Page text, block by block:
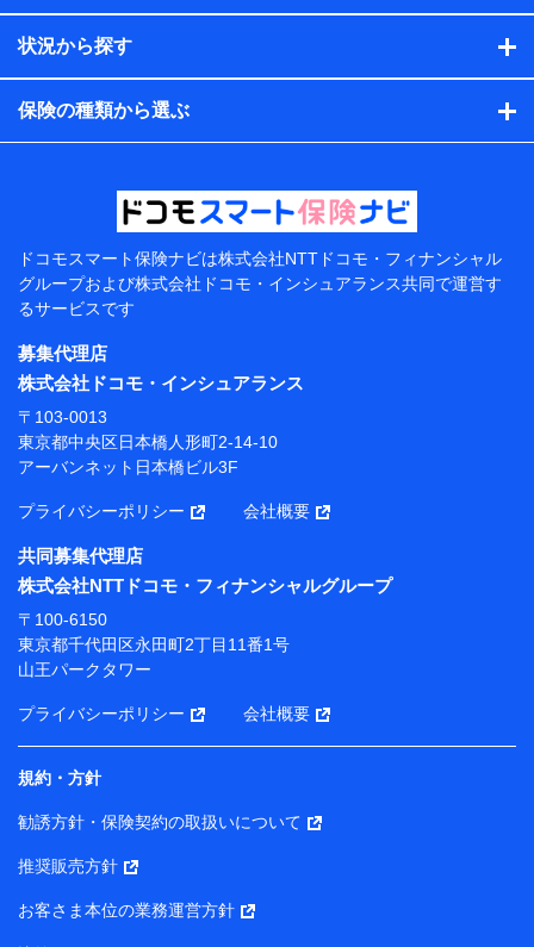
当社または株式会社NTTドコモ・フィナンシャルグルー
プが取得し、又は保有する保険契約に関する情報。例と
して、保険契約者及び被保険者の氏名、住所、生年月
日、性別、保険契約者と被保険者の関係、保険加入の目
的、保険商品の内容、保険料、保険料のお支払方法、車
のメーカーや走行距離などの情報、建物の構造や築年数
などの情報、ペットの種類や年齢などの情報などが含ま
提供当事者から受領当事者が個人データを取得する方法
電子的・電磁的方法等
【共同して利用する者の範囲】
当社
株式会社NTTドコモ・フィナンシャルグループ
【利用目的】
当社または株式会社NTTドコモ・フィナンシャルグルー
プが提供する保険関連サービスにおけるユーザー登録受
付および管理のため
当社または株式会社NTTドコモ・フィナンシャルグルー
携会社の保険その他に関する情報を提供するため、また
維持管理等の委託業務遂行のため、またそれらに付帯、
関連する当社または株式会社NTTドコモ・フィナンシャ
ルグループおよび提携会社のサービスを案内、提供する
ため
（各サービスで取得したサービス利用履歴、ウェブサイ
トの閲覧履歴、購買履歴、ご契約内容等のパーソナルデ
ータを分析して、お客さまの趣味・嗜好・傾向に応じた
サービス・商品等に関するご提案や広告の配信等を行う
ことがあります。）
各種セミナーの開催のため
コンサルティングサービスの実施のため
アンケートやキャンペーン等の実施のため
上記に係る案内・手続き・管理等付帯業務を行うため
所・代表者名】
状況から探す
保険の種類から選ぶ
ドコモスマート保険ナビは株式会社NTTドコモ・フィナンシャル
グループおよび株式会社ドコモ・インシュアランス共同で運営す
るサービスです
募集代理店
株式会社ドコモ・インシュアランス
〒103-0013
東京都中央区日本橋人形町2-14-10
アーバンネット日本橋ビル3F
プライバシーポリシー 会社概要
共同募集代理店
株式会社NTTドコモ・フィナンシャルグループ
〒100-6150
東京都千代田区永田町2丁目11番1号
山王パークタワー
プライバシーポリシー 会社概要
規約・方針
勧誘方針・保険契約の取扱いについて
推奨販売方針
お客さま本位の業務運営方針